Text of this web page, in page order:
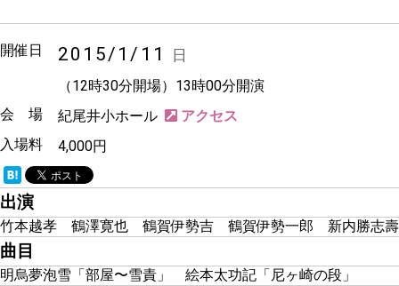
開催日 2015/1/11
日
（12時30分開場）13時00分開演
会 場
紀尾井小ホール
入場料
4,000円
出演
竹本越孝 鶴澤寛也 鶴賀伊勢吉 鶴賀伊勢一郎 新内勝志壽
曲目
明烏夢泡雪「部屋〜雪責」 絵本太功記「尼ヶ崎の段」